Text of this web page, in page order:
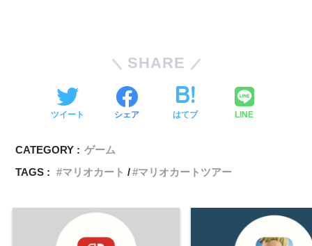
SHARE
ツイート シェア はてブ LINE
CATEGORY : ゲーム
TAGS :
マリオカート マリオカートツアー